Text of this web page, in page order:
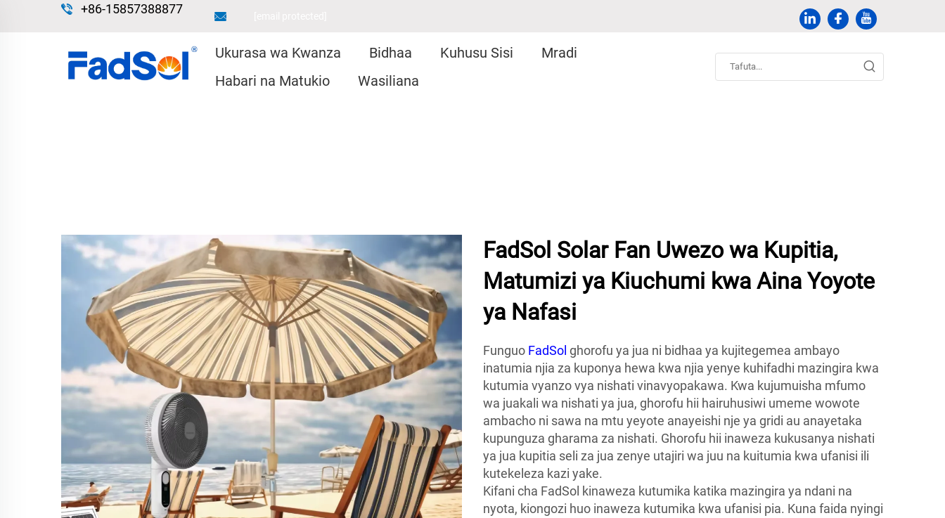
+86-15857388877
Ukurasa wa Kwanza Bidhaa Kuhusu Sisi
Mradi
Habari na Matukio
Wasiliana
FadSol Solar Fan Uwezo wa Kupitia,
Matumizi ya Kiuchumi kwa Aina Yoyote
ya Nafasi
Funguo FadSol ghorofu ya jua ni bidhaa ya kujitegemea ambayo
inatumia njia za kuponya hewa kwa njia yenye kuhifadhi mazingira kwa
kutumia vyanzo vya nishati vinavyopakawa. Kwa kujumuisha mfumo
wa juakali wa nishati ya jua, ghorofu hii hairuhusiwi umeme wowote
ambacho ni sawa na mtu yeyote anayeishi nje ya gridi au anayetaka
kupunguza gharama za nishati. Ghorofu hii inaweza kukusanya nishati
ya jua kupitia seli za jua zenye utajiri wa juu na kuitumia kwa ufanisi ili
kutekeleza kazi yake.
Kifani cha FadSol kinaweza kutumika katika mazingira ya ndani na
nyota, kiongozi huo inaweza kutumika kwa ufanisi pia. Kuna faida nyingi